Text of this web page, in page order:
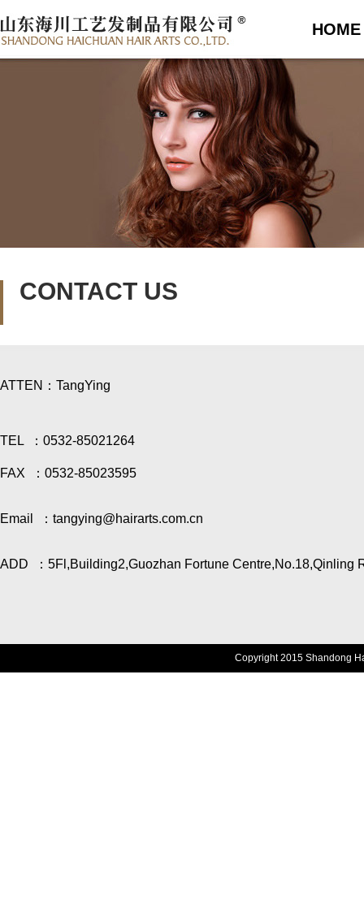
HOME
CONTACT US
ATTEN：TangYing
TEL ：0532-85021264
FAX ：0532-85023595
Email ：tangying@hairarts.com.cn
ADD ：5Fl,Building2,Guozhan Fortune Centre,No.18,Qinling
Copyright 2015 Shandong